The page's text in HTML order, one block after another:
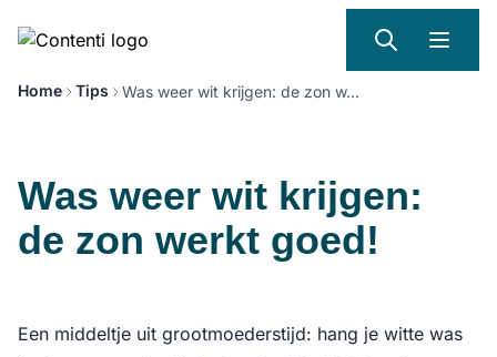
Home Tips Was weer wit krijgen: de zon w...
Was weer wit krijgen:
de zon werkt goed!
Een middeltje uit grootmoederstijd: hang je witte was